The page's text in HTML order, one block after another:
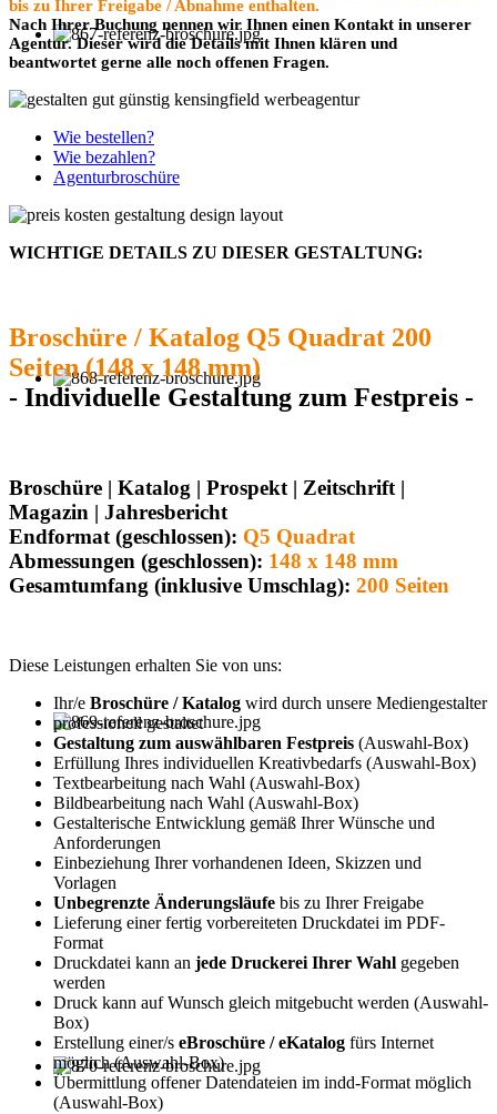
bis zu Ihrer Freigabe / Abnahme enthalten.
Nach Ihrer Buchung nennen wir Ihnen einen Kontakt in unserer
Agentur. Dieser wird die Details mit Ihnen klären und
beantwortet gerne alle noch offenen Fragen.
Wie bestellen?
Wie bezahlen?
Agenturbroschüre
WICHTIGE DETAILS ZU DIESER GESTALTUNG:
Broschüre / Katalog Q5 Quadrat 200
Seiten (148 x 148 mm)
- Individuelle Gestaltung zum Festpreis -
Broschüre | Katalog | Prospekt | Zeitschrift |
Magazin | Jahresbericht
Endformat (geschlossen): Q5 Quadrat
Abmessungen (geschlossen): 148 x 148 mm
Gesamtumfang (inklusive Umschlag): 200 Seiten
Diese Leistungen erhalten Sie von uns:
Ihr/e Broschüre / Katalog wird durch unsere Mediengestalter
professionell gestaltet
Gestaltung zum auswählbaren Festpreis (Auswahl-Box)
Erfüllung Ihres individuellen Kreativbedarfs (Auswahl-Box)
Textbearbeitung nach Wahl (Auswahl-Box)
Bildbearbeitung nach Wahl (Auswahl-Box)
Gestalterische Entwicklung gemäß Ihrer Wünsche und
Anforderungen
Einbeziehung Ihrer vorhandenen Ideen, Skizzen und
Vorlagen
Unbegrenzte Änderungsläufe bis zu Ihrer Freigabe
Lieferung einer fertig vorbereiteten Druckdatei im PDF-
Format
Druckdatei kann an jede Druckerei Ihrer Wahl gegeben
werden
Druck kann auf Wunsch gleich mitgebucht werden (Auswahl-
Box)
Erstellung einer/s eBroschüre / eKatalog fürs Internet
möglich (Auswahl-Box)
Übermittlung offener Datendateien im indd-Format möglich
(Auswahl-Box)